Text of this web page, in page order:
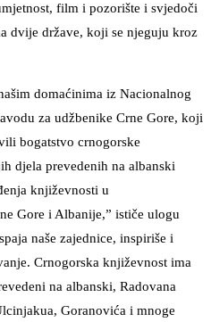
film i pozorište i svjedoči
dvije države, koji se njeguju kroz
domaćinima iz Nacionalnog
za udžbenike Crne Gore, koji
bogatstvo crnogorske
djela prevedenih na albanski
književnosti u
Gore i Albanije,” ističe ulogu
naše zajednice, inspiriše i
Crnogorska književnost ima
na albanski, Radovana
Goranovića i mnoge